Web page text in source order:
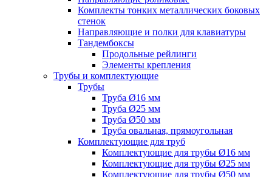
Комплекты тонких металлических боковых
стенок
Направляющие и полки для клавиатуры
Тандембоксы
Продольные рейлинги
Элементы крепления
Трубы и комплектующие
Трубы
Труба Ø16 мм
Труба Ø25 мм
Труба Ø50 мм
Труба овальная, прямоугольная
Комплектующие для труб
Комплектующие для трубы Ø16 мм
Комплектующие для трубы Ø25 мм
Комплектующие для трубы Ø50 мм